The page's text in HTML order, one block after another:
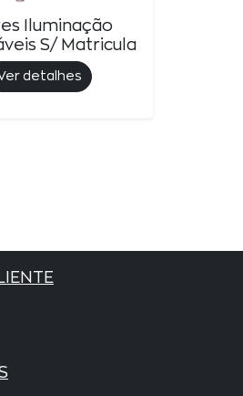
Iluminação
S/ Matricula
detalhes